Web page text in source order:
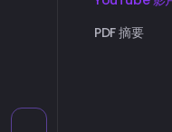
PDF 摘要